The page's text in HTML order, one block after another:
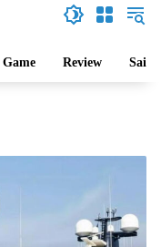
Game Review Sains